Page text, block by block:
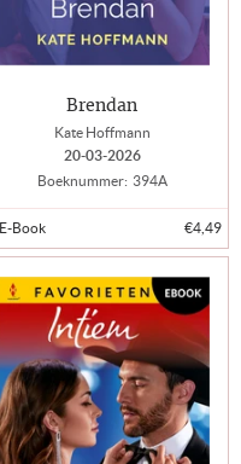
Brendan
Kate Hoffmann
20-03-2026
Boeknummer: 394A
E-Book €4,49